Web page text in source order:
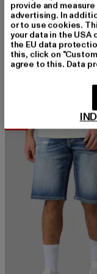
883POLICE
NEWTON CARGO
provide and
advertising. In
or to use cookies.
your data in the USA
the EU data
this, click on
agree to this. Data